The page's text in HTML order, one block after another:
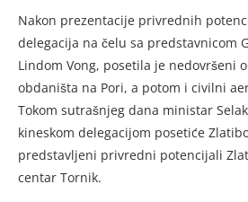
Nakon prezentacije privrednih
delegacija na čelu sa predstavnicom
Lindom Vong, posetila je nedovršeni
obdaništa na Pori, a potom i civilni
Tokom sutrašnjeg dana ministar
kineskom delegacijom posetiće
predstavljeni privredni potencijali
centar Tornik.